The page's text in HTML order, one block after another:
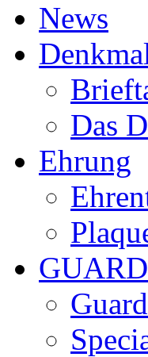
News
Das
Ehrung